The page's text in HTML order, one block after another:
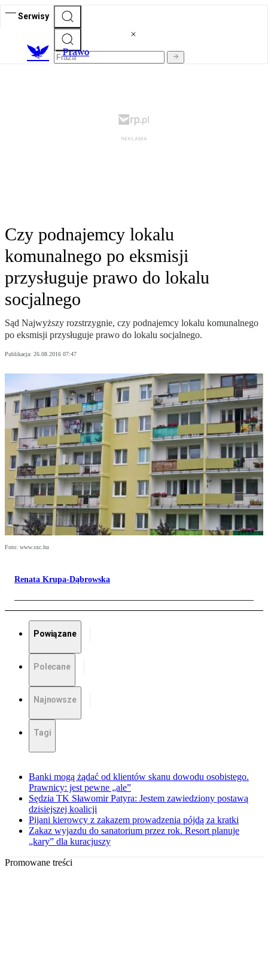
Serwisy
Prawo
Czy podnajemcy lokalu
komunalnego po eksmisji
przysługuje prawo do lokalu
socjalnego
Sąd Najwyższy rozstrzygnie, czy podnajemcy lokalu komunalnego
po eksmisji przysługuje prawo do lokalu socjalnego.
Publikacja: 26.08.2016 07:47
Foto: www.sxc.hu
Renata Krupa-Dąbrowska
Powiązane
Polecane
Najnowsze
Tagi
Banki mogą żądać od klientów skanu dowodu osobistego.
Prawnicy: jest pewne „ale”
Sędzia TK Sławomir Patyra: Jestem zawiedziony postawą
dzisiejszej koalicji
Pijani kierowcy z zakazem prowadzenia pójdą za kratki
Zakaz wyjazdu do sanatorium przez rok. Resort planuje
„kary” dla kuracjuszy
Promowane treści